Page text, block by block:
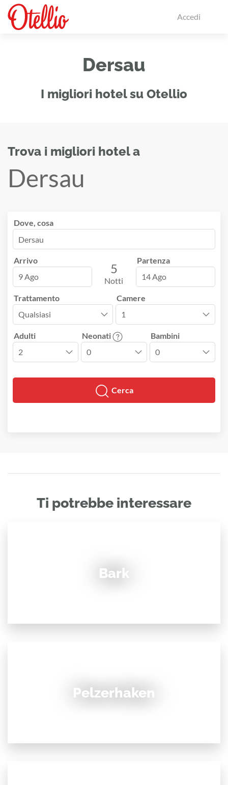
Accedi
Dersau
I migliori hotel su Otellio
Trova i migliori hotel a
Dersau
Dove, cosa
Arrivo
9 Ago
5
Notti
Partenza
14 Ago
Trattamento Camere
Adulti Neonati Bambini
Cerca
Ti potrebbe interessare
Bark
Pelzerhaken